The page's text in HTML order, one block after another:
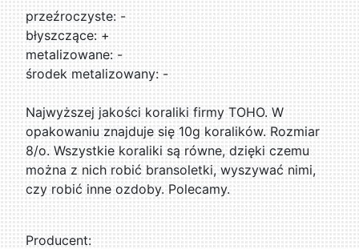
przeźroczyste: -
błyszczące: +
metalizowane: -
środek metalizowany: -
Najwyższej jakości koraliki firmy TOHO. W
opakowaniu znajduje się 10g koralików. Rozmiar
8/o. Wszystkie koraliki są równe, dzięki czemu
można z nich robić bransoletki, wyszywać nimi,
czy robić inne ozdoby. Polecamy.
Producent: